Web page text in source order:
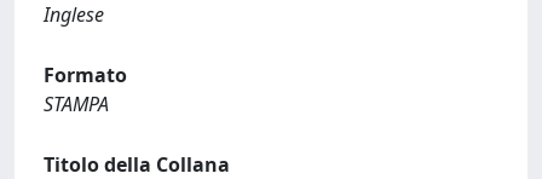
Inglese
Formato
STAMPA
Titolo della Collana